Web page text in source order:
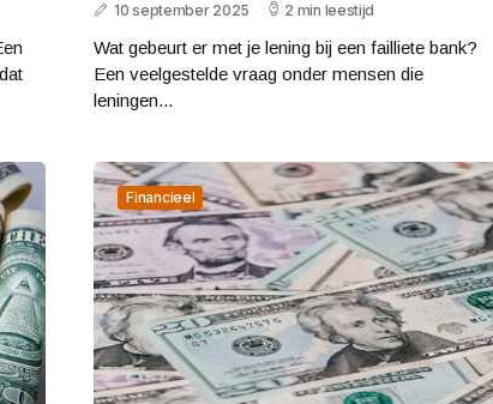
10 september 2025 2 min leestijd
Wat gebeurt er met je lening bij een failliete bank?
Een veelgestelde vraag onder mensen die
leningen...
Financieel